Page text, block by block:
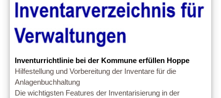
Inventurrichtlinie bei der Kommune erfüllen Hoppe
Hilfestellung und Vorbereitung der Inventare für die
Anlagenbuchhaltung
Die wichtigsten Features der Inventarisierung in der